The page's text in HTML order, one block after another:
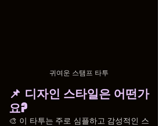
귀여운 스탬프 타투
📌 디자인 스타일은 어떤가
요?
🎨 이 타투는 주로 심플하고 감성적인 스